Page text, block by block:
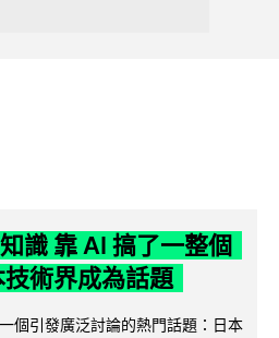
識 靠 AI 搞了一整個
術界成為話題
個引發廣泛討論的熱門話題：日本